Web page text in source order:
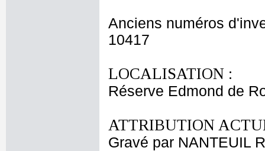
Anciens numéros
10417
LOCALISATION :
Réserve Edmond de
ATTRIBUTION
Gravé par NANTEUIL